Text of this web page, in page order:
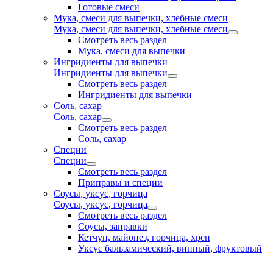
Готовые смеси
Мука, смеси для выпечки, хлебные смеси
Мука, смеси для выпечки, хлебные смеси
Смотреть весь раздел
Мука, смеси для выпечки
Ингридиенты для выпечки
Ингридиенты для выпечки
Смотреть весь раздел
Ингридиенты для выпечки
Соль, сахар
Соль, сахар
Смотреть весь раздел
Соль, сахар
Специи
Специи
Смотреть весь раздел
Приправы и специи
Соусы, уксус, горчица
Соусы, уксус, горчица
Смотреть весь раздел
Соусы, заправки
Кетчуп, майонез, горчица, хрен
Уксус бальзамический, винный, фруктовый